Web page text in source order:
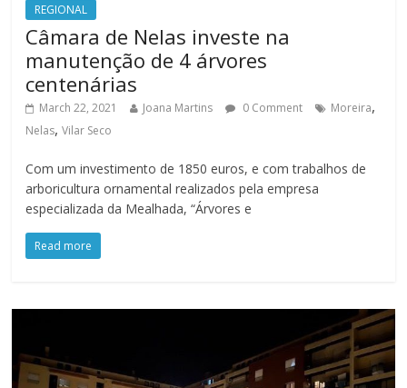
REGIONAL
Câmara de Nelas investe na
manutenção de 4 árvores
centenárias
March 22, 2021 Joana Martins 0 Comment Moreira,
Nelas,Vilar Seco
Com um investimento de 1850 euros, e com trabalhos de
arboricultura ornamental realizados pela empresa
especializada da Mealhada, “Árvores e
Read more